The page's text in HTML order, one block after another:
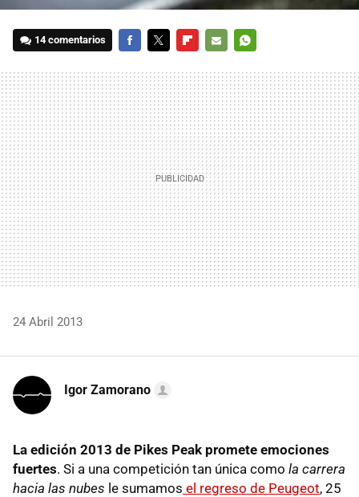
14 comentarios
MAIL
24 Abril 2013
Igor Zamorano
La edición 2013 de Pikes Peak promete emociones
fuertes. Si a una competición tan única como la carrera
hacia las nubes le sumamos el regreso de Peugeot, 25